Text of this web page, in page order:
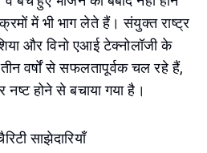
में भी भाग लेते हैं। संयुक्त राष्ट्र
और विनो एआई टेक्नोलॉजी के
वर्षों से सफलतापूर्वक चल रहे हैं,
नष्ट होने से बचाया गया है।
साझेदारियाँ